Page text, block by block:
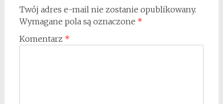
Twój adres e-mail nie zostanie opublikowany.
Wymagane pola są oznaczone *
Komentarz *